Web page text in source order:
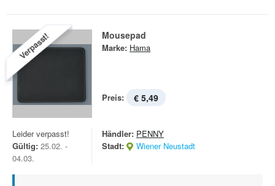
Verpasst! Mousepad
Marke: Hama
Preis: € 5,49
Leider verpasst!
Gültig: 25.02. -
04.03.
Händler: PENNY
Stadt:
Wiener Neustadt